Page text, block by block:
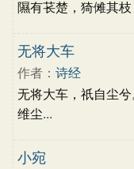
隰有苌楚，猗傩其
无将大车
作者： 诗经
无将大车，祇自尘
维尘...
小宛